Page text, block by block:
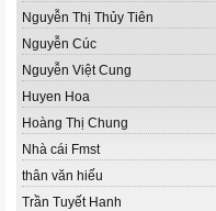
Nguyễn Thị Thủy Tiên
Nguyễn Cúc
Nguyễn Việt Cung
Huyen Hoa
Hoàng Thị Chung
Nhà cái Fmst
thân văn hiếu
Trần Tuyết Hanh